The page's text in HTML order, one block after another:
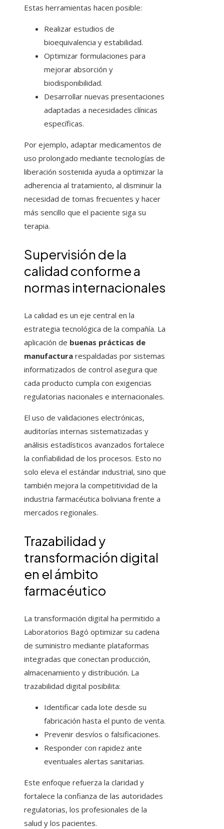
Estas herramientas hacen posible:
Realizar estudios de
bioequivalencia y estabilidad.
Optimizar formulaciones para
mejorar absorción y
biodisponibilidad.
Desarrollar nuevas presentaciones
adaptadas a necesidades clínicas
específicas.
Por ejemplo, adaptar medicamentos de
uso prolongado mediante tecnologías de
liberación sostenida ayuda a optimizar la
adherencia al tratamiento, al disminuir la
necesidad de tomas frecuentes y hacer
más sencillo que el paciente siga su
terapia.
Supervisión de la
calidad conforme a
normas internacionales
La calidad es un eje central en la
estrategia tecnológica de la compañía. La
aplicación de buenas prácticas de
manufactura respaldadas por sistemas
informatizados de control asegura que
cada producto cumpla con exigencias
regulatorias nacionales e internacionales.
El uso de validaciones electrónicas,
auditorías internas sistematizadas y
análisis estadísticos avanzados fortalece
la confiabilidad de los procesos. Esto no
solo eleva el estándar industrial, sino que
también mejora la competitividad de la
industria farmacéutica boliviana frente a
mercados regionales.
Trazabilidad y
transformación digital
en el ámbito
farmacéutico
La transformación digital ha permitido a
Laboratorios Bagó optimizar su cadena
de suministro mediante plataformas
integradas que conectan producción,
almacenamiento y distribución. La
trazabilidad digital posibilita:
Identificar cada lote desde su
fabricación hasta el punto de venta.
Prevenir desvíos o falsificaciones.
Responder con rapidez ante
eventuales alertas sanitarias.
Este enfoque refuerza la claridad y
fortalece la confianza de las autoridades
regulatorias, los profesionales de la
salud y los pacientes.